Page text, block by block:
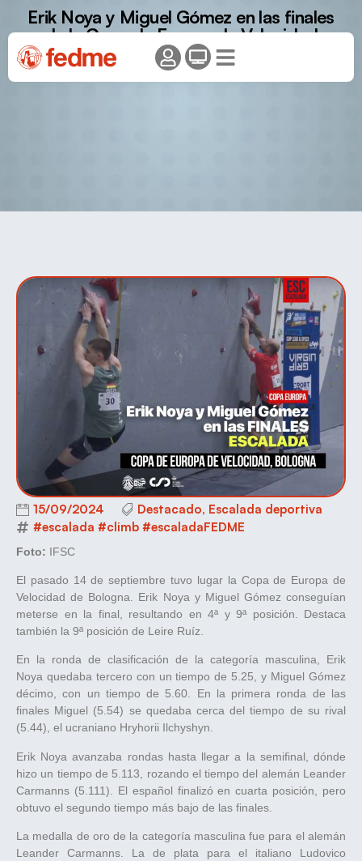
Erik Noya y Miguel Gómez en las finales
de la Copa de Europa de Velocidad
15/09/2024 Destacado, Escalada deportiva
#escalada #climb #escaladaFEDME
Foto: IFSC
El pasado 14 de septiembre tuvo lugar la Copa de Europa de
Velocidad de Bologna. Erik Noya y Miguel Gómez conseguían
meterse en la final, resultando en 4ª y 9ª posición. Destaca
también la 9ª posición de Leire Ruíz.
En la ronda de clasificación de la categoría masculina, Erik
Noya quedaba tercero con un tiempo de 5.25, y Miguel Gómez
décimo, con un tiempo de 5.60. En la primera ronda de las
finales Miguel (5.54) se quedaba cerca del tiempo de su rival
(5.44), el ucraniano Hryhorii Ilchyshyn.
Erik Noya avanzaba rondas hasta llegar a la semifinal, dónde
hizo un tiempo de 5.113, rozando el tiempo del alemán Leander
Carmanns (5.111). El español finalizó en cuarta posición, pero
obtuvo el segundo tiempo más bajo de las finales.
La medalla de oro de la categoría masculina fue para el alemán
Leander Carmanns. La de plata para el italiano Ludovico